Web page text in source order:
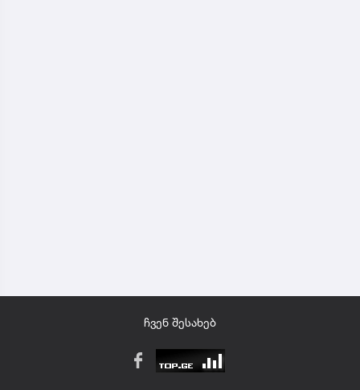
ჩვენ შესახებ